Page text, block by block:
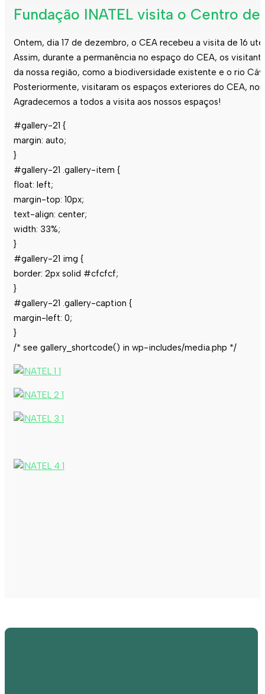
Fundação INATEL visita o Centro
Ontem, dia 17 de dezembro, o CEA recebeu a visita de 16
Assim, durante a permanência no espaço do CEA, os
da nossa região, como a biodiversidade existente e o rio
Posteriormente, visitaram os espaços exteriores do CEA,
Agradecemos a todos a visita aos nossos espaços!
#gallery-21 {
margin: auto;
}
#gallery-21 .gallery-item {
float: left;
margin-top: 10px;
text-align: center;
width: 33%;
}
#gallery-21 img {
border: 2px solid #cfcfcf;
}
#gallery-21 .gallery-caption {
margin-left: 0;
}
/* see gallery_shortcode() in wp-includes/media.php */